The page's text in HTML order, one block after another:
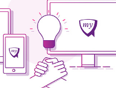
Real
und